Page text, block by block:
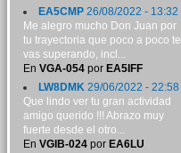
EA5CMP26/08/2022 - 13:32
Me alegro mucho Don Juan por
tu trayectoria que poco a poco te
vas superando, incl...
En VGA-054por EA5IFF
LW8DMK29/06/2022 - 22:58
Que lindo ver tu gran actividad
amigo querido !!! Abrazo muy
fuerte desde el otro...
En VGIB-024por EA6LU